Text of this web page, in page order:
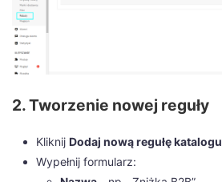
2. Tworzenie nowej reguły
Kliknij Dodaj nową regułę katalogu
Wypełnij formularz: